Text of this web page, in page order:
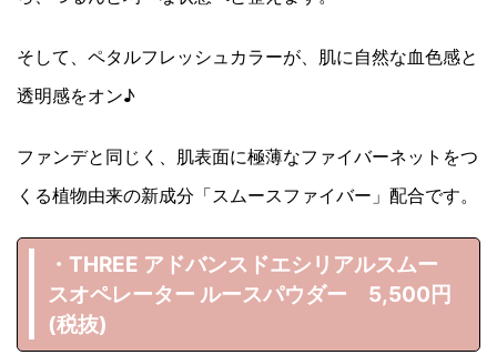
そして、ペタルフレッシュカラーが、肌に自然な血色感と
透明感をオン♪
ファンデと同じく、肌表面に極薄なファイバーネットをつ
くる植物由来の新成分「スムースファイバー」配合です。
・THREE アドバンスドエシリアルスムー
スオペレーター ルースパウダー 5,500円
(税抜)